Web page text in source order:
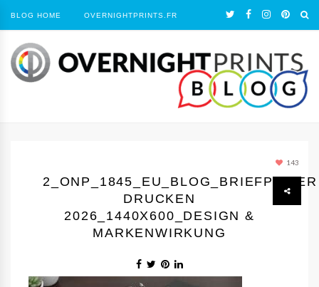
BLOG HOME OVERNIGHTPRINTS.FR
143
2_ONP_1845_EU_BLOG_BRIEFPAPIER
DRUCKEN
2026_1440Х600_DESIGN &
MARKENWIRKUNG